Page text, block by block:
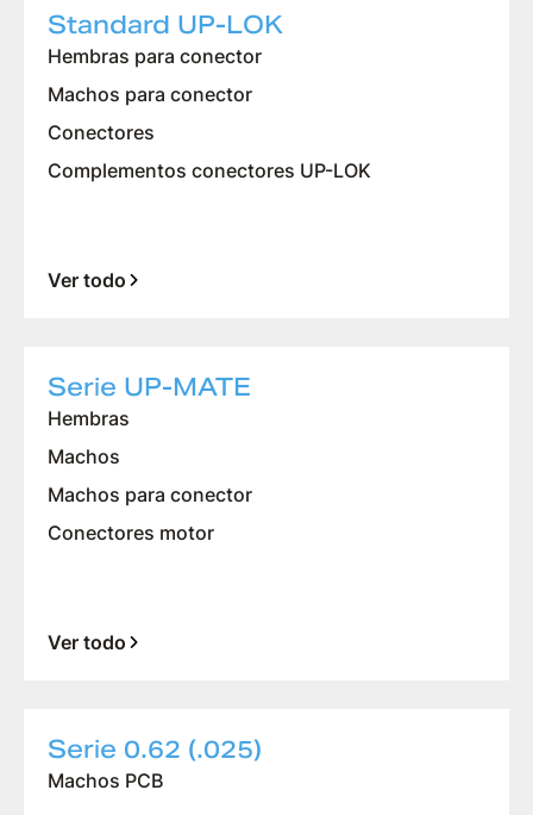
Standard UP-LOK
Hembras para conector
Machos para conector
Conectores
Complementos conectores UP-LOK
Ver todo
Serie UP-MATE
Hembras
Machos
Machos para conector
Conectores motor
Ver todo
Serie 0.62 (.025)
Machos PCB